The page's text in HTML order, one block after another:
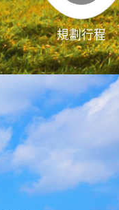
規劃行程